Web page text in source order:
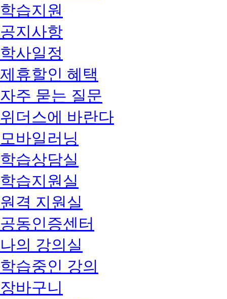
학습지원
공지사항
학사일정
제휴할인 혜택
자주 묻는 질문
위더스에 바란다
모바일러닝
학습상담실
학습지원실
원격 지원실
공동인증센터
나의 강의실
학습중인 강의
장바구니